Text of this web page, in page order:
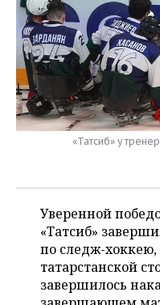
НЕФТЕХИМИЯ
НЕФТЬ
ОПК
ЭНЕРГЕТИКА
РОЗНИЧНАЯ
ТРАНСПОРТ
УСЛУГИ
НОВОСТИ
IT
МЕДИА
МЕРОПРИЯТИЯ
НОВОСТИ
ВЫЕЗДНАЯ
БИЗНЕС-БРАНЧИ
ОТКРЫТАЯ ЛЕКЦИЯ
СПОРТ
НОВОСТИ СПОРТА
ФУТБОЛ
БАСКЕТБОЛ
ВОЛЕЙБОЛ
КИБЕРСПОРТ
ОБЩЕСТВО
НОВОСТИ ОБЩЕСТВА
ИНФРАСТРУКТУРА
ИСТОРИЯ
КУЛЬТУРА
ФОТОГАЛЕРЕЯ
СПРАВОЧНИК
СПИСОК ПЕРСОН
СПИСОК КОМПАНИЙ
ПОЛНАЯ ВЕРСИЯ
«Татсиб» у
Уверенной
«Татсиб»
по следж-хоккею,
татарстанской
завершилось